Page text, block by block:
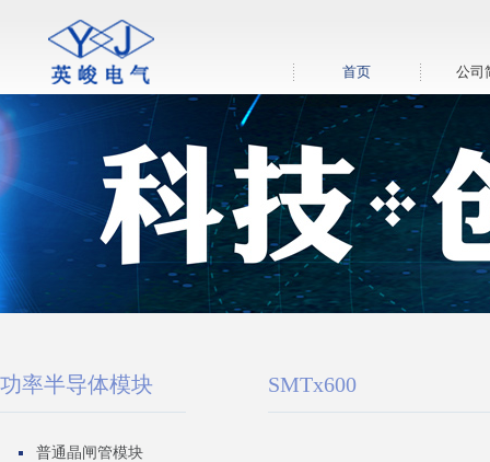
首页 公司
功率半导体模块
普通晶闸管模块
SMTx600